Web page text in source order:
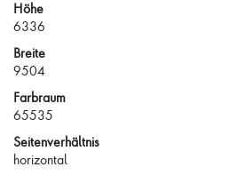
Höhe
6336
Breite
9504
Farbraum
65535
Seitenverhältnis
horizontal